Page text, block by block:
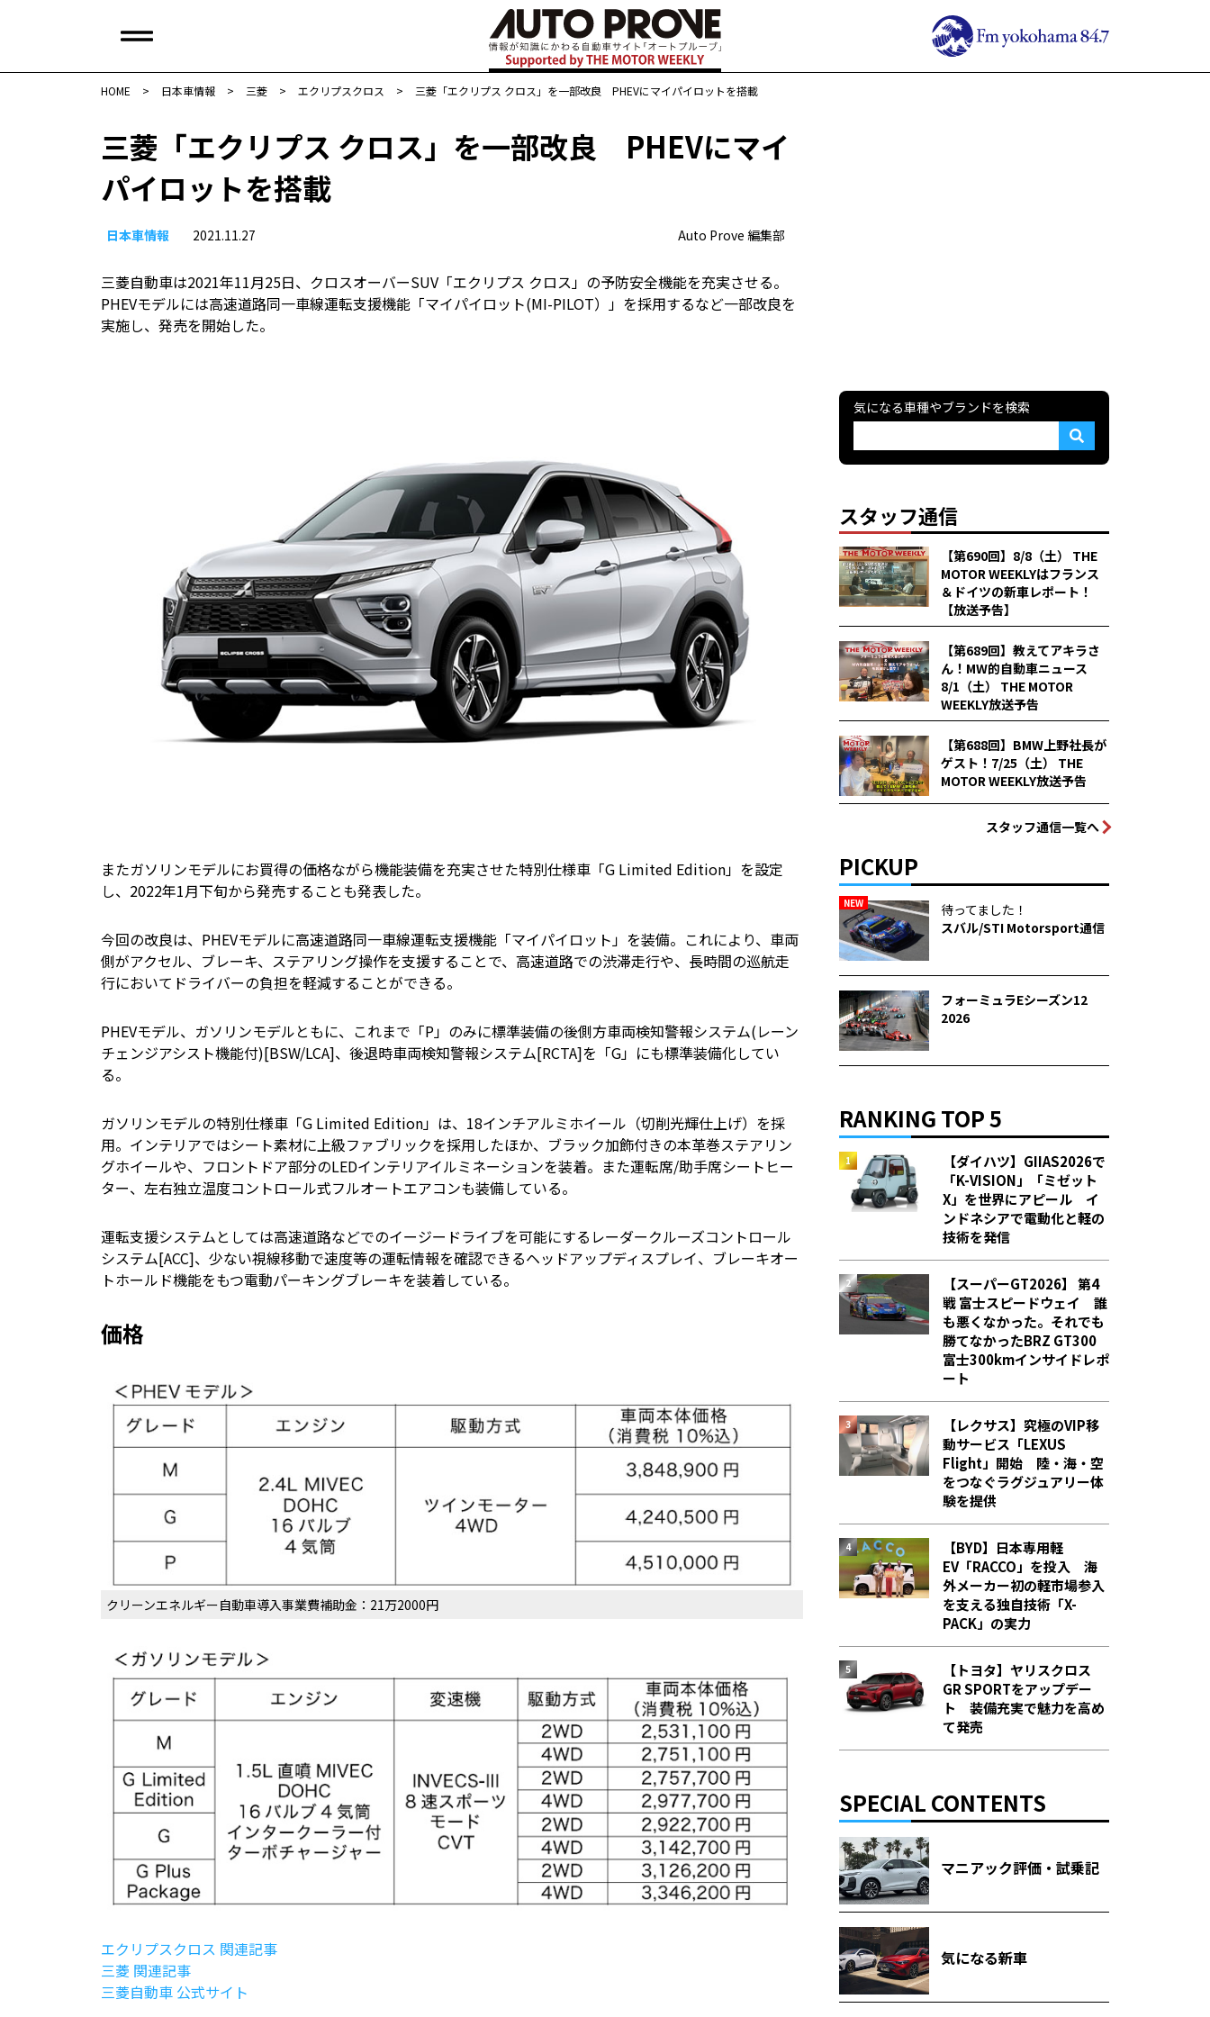
HOME > 日本車情報​ > 三菱 > エクリプスクロス > 三菱「エクリプス クロス」を一部改良 PHEVにマイパイロットを搭載
三菱「エクリプス クロス」を一部改良 PHEVにマイ
パイロットを搭載
日本車情報​ 2021.11.27 Auto Prove 編集部
三菱自動車は2021年11月25日、クロスオーバーSUV「エクリプス クロス」の予防安全機能を充実させる。
PHEVモデルには高速道路同一車線運転支援機能「マイパイロット(MI-PILOT）」を採用するなど一部改良を
実施し、発売を開始した。
またガソリンモデルにお買得の価格ながら機能装備を充実させた特別仕様車「G Limited Edition」を設定
し、2022年1月下旬から発売することも発表した。
今回の改良は、PHEVモデルに高速道路同一車線運転支援機能「マイパイロット」を装備。これにより、車両
側がアクセル、ブレーキ、ステアリング操作を支援することで、高速道路での渋滞走行や、長時間の巡航走
行においてドライバーの負担を軽減することができる。
PHEVモデル、ガソリンモデルともに、これまで「P」のみに標準装備の後側方車両検知警報システム(レーン
チェンジアシスト機能付)[BSW/LCA]、後退時車両検知警報システム[RCTA]を「G」にも標準装備化してい
る。
ガソリンモデルの特別仕様車「G Limited Edition」は、18インチアルミホイール（切削光輝仕上げ）を採
用。インテリアではシート素材に上級ファブリックを採用したほか、ブラック加飾付きの本革巻ステアリン
グホイールや、フロントドア部分のLEDインテリアイルミネーションを装着。また運転席/助手席シートヒー
ター、左右独立温度コントロール式フルオートエアコンも装備している。
運転支援システムとしては高速道路などでのイージードライブを可能にするレーダークルーズコントロール
システム[ACC]、少ない視線移動で速度等の運転情報を確認できるヘッドアップディスプレイ、ブレーキオー
トホールド機能をもつ電動パーキングブレーキを装着している。
価格
クリーンエネルギー自動車導入事業費補助金：21万2000円
エクリプスクロス 関連記事
三菱 関連記事
三菱自動車 公式サイト
気になる車種やブランドを検索
スタッフ通信
【第690回】8/8（土） THE
MOTOR WEEKLYはフランス
＆ドイツの新車レポート！
【放送予告】
【第689回】教えてアキラさ
ん！MW的自動車ニュース
8/1（土） THE MOTOR
WEEKLY放送予告
【第688回】BMW上野社長が
ゲスト！7/25（土） THE
MOTOR WEEKLY放送予告
スタッフ通信一覧へ
PICKUP
NEW
待ってました！
スバル/STI Motorsport通信
フォーミュラEシーズン12
2026
RANKING TOP 5
【ダイハツ】GIIAS2026で
「K-VISION」「ミゼット
X」を世界にアピール イ
ンドネシアで電動化と軽の
技術を発信
【スーパーGT2026】 第4
戦 富士スピードウェイ 誰
も悪くなかった。それでも
勝てなかった――BRZ GT300
富士300kmインサイドレポ
ート
【レクサス】究極のVIP移
動サービス「LEXUS
Flight」開始 陸・海・空
をつなぐラグジュアリー体
験を提供
【BYD】日本専用軽
EV「RACCO」を投入 海
外メーカー初の軽市場参入
を支える独自技術「X-
PACK」の実力
【トヨタ】ヤリスクロス
GR SPORTをアップデー
ト 装備充実で魅力を高め
て発売
SPECIAL CONTENTS
マニアック評価・試乗記
気になる新車